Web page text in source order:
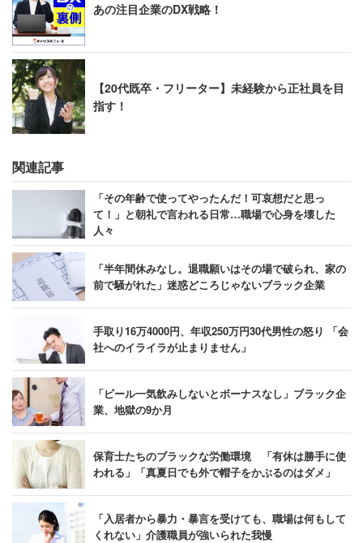
あの注目企業のDX戦略！
【20代既卒・フリーター】未経験から正社員を目
指す！
関連記事
「その年齢で使ってやったんだ！可哀想だと思っ
て！」と朝礼で言われる日常…職場で心身を壊した
人々
「半年間休みなし。退職願いはその場で破られ、家の
前で騒がれた」迷惑どころじゃないブラック企業
手取り16万4000円、年収250万円30代男性の怒り 「会
社へのイライラが止まりません」
「ビール一気飲みしないとボーナスなし」ブラック企
業、地獄の9か月
保育士たちのブラックな労働環境 「有休は勝手に使
われる」「真夏日でも外で帽子をかぶるのはダメ」
「入居者から暴力・暴言を受けても、職場は何もして
くれない」介護職員が強いられた我慢